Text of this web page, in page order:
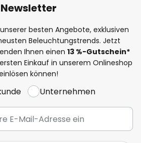
Newsletter
besten Angebote, exklusiven
Beleuchtungstrends. Jetzt
Ihnen einen 13 %-Gutschein*
Einkauf in unserem Onlineshop
können!
Unternehmen